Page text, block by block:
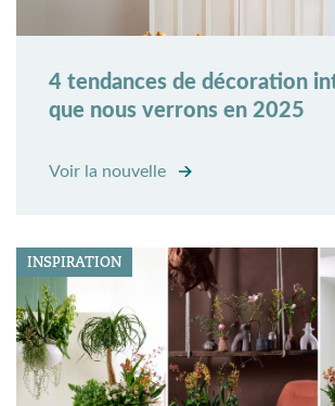
4 tendances de décoration
que nous verrons en 2025
Voir la nouvelle
INSPIRATION